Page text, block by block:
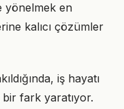
yönelmek en
kalıcı çözümler
iş hayatı
fark yaratıyor.